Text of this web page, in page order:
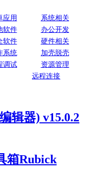
应用
系统相关
软件
办公开发
软件
硬件相关
系统
加壳脱壳
调试
资源管理
远程连接
辑器) v15.0.2
箱Rubick